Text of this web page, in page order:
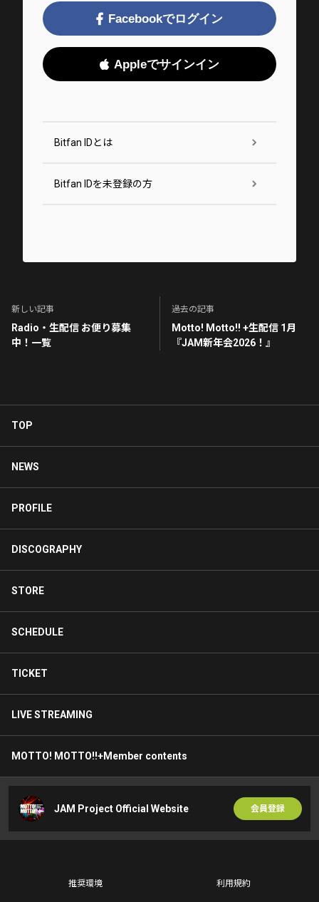
Facebookでログイン
Appleでサインイン
Bitfan IDとは
Bitfan IDを未登録の方
新しい記事
Radio・生配信 お便り募集
中！一覧
過去の記事
Motto! Motto!! +生配信 1月
『JAM新年会2026！』
TOP
NEWS
PROFILE
DISCOGRAPHY
STORE
SCHEDULE
TICKET
LIVE STREAMING
MOTTO! MOTTO!!+Member contents
JAM Project Official Website 会員登録
推奨環境 利用規約